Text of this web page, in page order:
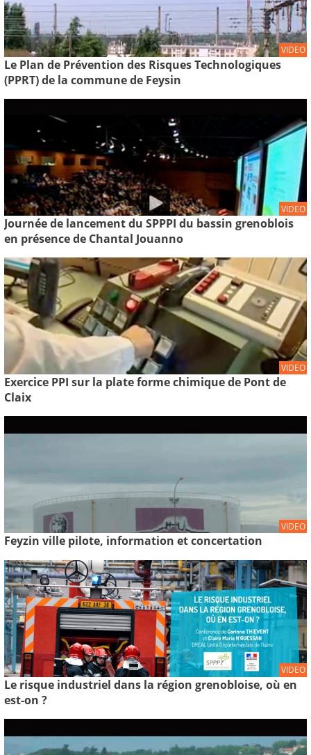
VIDEO
Le Plan de Prévention des Risques Technologiques
(PPRT) de la commune de Feysin
VIDEO
Journée de lancement du SPPPI du bassin grenoblois
en présence de Chantal Jouanno
VIDEO
Exercice PPI sur la plate forme chimique de Pont de
Claix
VIDEO
Feyzin ville pilote, information et concertation
VIDEO
Le risque industriel dans la région grenobloise, où en
est-on ?